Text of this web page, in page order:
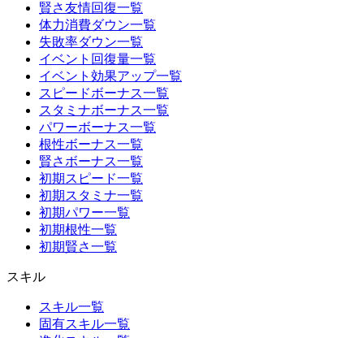
賢さ友情回復一覧
体力消費ダウン一覧
失敗率ダウン一覧
イベント回復量一覧
イベント効果アップ一覧
スピードボーナス一覧
スタミナボーナス一覧
パワーボーナス一覧
根性ボーナス一覧
賢さボーナス一覧
初期スピード一覧
初期スタミナ一覧
初期パワー一覧
初期根性一覧
初期賢さ一覧
スキル
スキル一覧
固有スキル一覧